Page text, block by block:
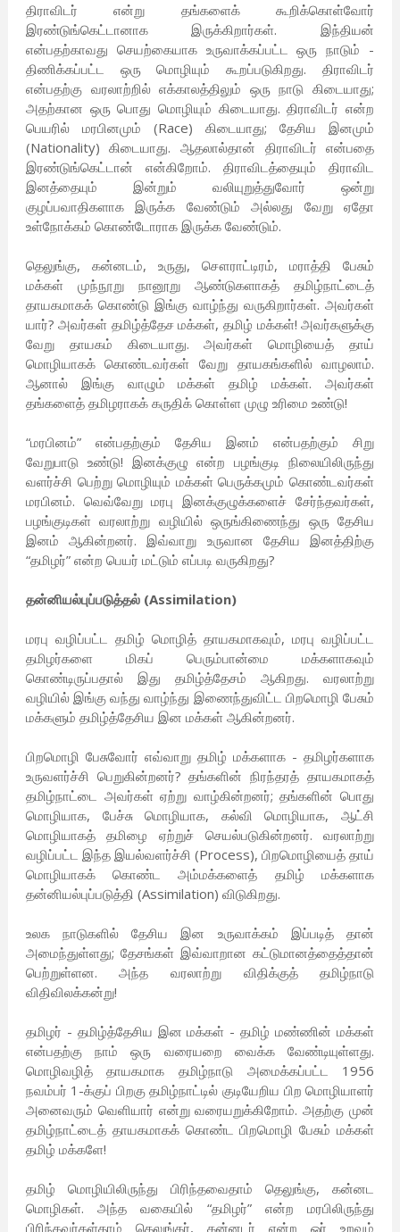
திராவிடர் என்று தங்களைக் கூறிக்கொள்வோர்
இரண்டுங்கெட்டானாக இருக்கிறார்கள். இந்தியன்
என்பதற்காவது செயற்கையாக உருவாக்கப்பட்ட ஒரு நாடும் -
திணிக்கப்பட்ட ஒரு மொழியும் கூறப்படுகிறது. திராவிடர்
என்பதற்கு வரலாற்றில் எக்காலத்திலும் ஒரு நாடு கிடையாது;
அதற்கான ஒரு பொது மொழியும் கிடையாது. திராவிடர் என்ற
பெயரில் மரபினமும் (Race) கிடையாது; தேசிய இனமும்
(Nationality) கிடையாது. ஆதலால்தான் திராவிடர் என்பதை
இரண்டுங்கெட்டான் என்கிறோம். திராவிடத்தையும் திராவிட
இனத்தையும் இன்றும் வலியுறுத்துவோர் ஒன்று
குழப்பவாதிகளாக இருக்க வேண்டும் அல்லது வேறு ஏதோ
உள்நோக்கம் கொண்டோராக இருக்க வேண்டும்.
தெலுங்கு, கன்னடம், உருது, சௌராட்டிரம், மராத்தி பேசும்
மக்கள் முந்நூறு நானூறு ஆண்டுகளாகத் தமிழ்நாட்டைத்
தாயகமாகக் கொண்டு இங்கு வாழ்ந்து வருகிறார்கள். அவர்கள்
யார்? அவர்கள் தமிழ்த்தேச மக்கள், தமிழ் மக்கள்! அவர்களுக்கு
வேறு தாயகம் கிடையாது. அவர்கள் மொழியைத் தாய்
மொழியாகக் கொண்டவர்கள் வேறு தாயகங்களில் வாழலாம்.
ஆனால் இங்கு வாழும் மக்கள் தமிழ் மக்கள். அவர்கள்
தங்களைத் தமிழராகக் கருதிக் கொள்ள முழு உரிமை உண்டு!
“மரபினம்” என்பதற்கும் தேசிய இனம் என்பதற்கும் சிறு
வேறுபாடு உண்டு! இனக்குழு என்ற பழங்குடி நிலையிலிருந்து
வளர்ச்சி பெற்று மொழியும் மக்கள் பெருக்கமும் கொண்டவர்கள்
மரபினம். வெவ்வேறு மரபு இனக்குழுக்களைச் சேர்ந்தவர்கள்,
பழங்குடிகள் வரலாற்று வழியில் ஒருங்கிணைந்து ஒரு தேசிய
இனம் ஆகின்றனர். இவ்வாறு உருவான தேசிய இனத்திற்கு
“தமிழர்” என்ற பெயர் மட்டும் எப்படி வருகிறது?
தன்னியல்புப்படுத்தல் (Assimilation)
மரபு வழிப்பட்ட தமிழ் மொழித் தாயகமாகவும், மரபு வழிப்பட்ட
தமிழர்களை மிகப் பெரும்பான்மை மக்களாகவும்
கொண்டிருப்பதால் இது தமிழ்த்தேசம் ஆகிறது. வரலாற்று
வழியில் இங்கு வந்து வாழ்ந்து இணைந்துவிட்ட பிறமொழி பேசும்
மக்களும் தமிழ்த்தேசிய இன மக்கள் ஆகின்றனர்.
பிறமொழி பேசுவோர் எவ்வாறு தமிழ் மக்களாக - தமிழர்களாக
உருவளர்ச்சி பெறுகின்றனர்? தங்களின் நிரந்தரத் தாயகமாகத்
தமிழ்நாட்டை அவர்கள் ஏற்று வாழ்கின்றனர்; தங்களின் பொது
மொழியாக, பேச்சு மொழியாக, கல்வி மொழியாக, ஆட்சி
மொழியாகத் தமிழை ஏற்றுச் செயல்படுகின்றனர். வரலாற்று
வழிப்பட்ட இந்த இயல்வளர்ச்சி (Process), பிறமொழியைத் தாய்
மொழியாகக் கொண்ட அம்மக்களைத் தமிழ் மக்களாக
தன்னியல்புப்படுத்தி (Assimilation) விடுகிறது.
உலக நாடுகளில் தேசிய இன உருவாக்கம் இப்படித் தான்
அமைந்துள்ளது; தேசங்கள் இவ்வாறான கட்டுமானத்தைத்தான்
பெற்றுள்ளன. அந்த வரலாற்று விதிக்குத் தமிழ்நாடு
விதிவிலக்கன்று!
தமிழர் - தமிழ்த்தேசிய இன மக்கள் - தமிழ் மண்ணின் மக்கள்
என்பதற்கு நாம் ஒரு வரையறை வைக்க வேண்டியுள்ளது.
மொழிவழித் தாயகமாக தமிழ்நாடு அமைக்கப்பட்ட 1956
நவம்பர் 1-க்குப் பிறகு தமிழ்நாட்டில் குடியேறிய பிற மொழியாளர்
அனைவரும் வெளியார் என்று வரையறுக்கிறோம். அதற்கு முன்
தமிழ்நாட்டைத் தாயகமாகக் கொண்ட பிறமொழி பேசும் மக்கள்
தமிழ் மக்களே!
தமிழ் மொழியிலிருந்து பிரிந்தவைதாம் தெலுங்கு, கன்னட
மொழிகள். அந்த வகையில் “தமிழர்” என்ற மரபிலிருந்து
பிரிந்தவர்கள்தாம் தெலுங்கர், கன்னடர் என்ற ஓர் உறவும்